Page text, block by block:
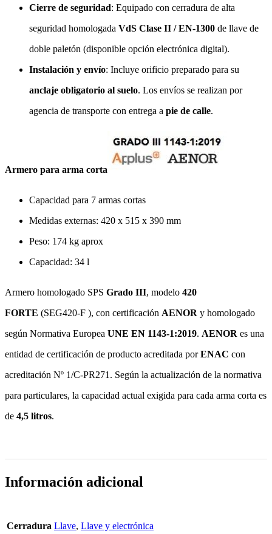
Cierre de seguridad: Equipado con cerradura de alta
seguridad homologada VdS Clase II / EN-1300 de llave de
doble paletón (disponible opción electrónica digital).
Instalación y envío: Incluye orificio preparado para su
anclaje obligatorio al suelo. Los envíos se realizan por
agencia de transporte con entrega a pie de calle.
Armero para arma corta
Capacidad para 7 armas cortas
Medidas externas: 420 x 515 x 390 mm
Peso: 174 kg aprox
Capacidad: 34 l
Armero homologado SPS Grado III, modelo 420
FORTE (SEG420-F ), con certificación AENOR y homologado
según Normativa Europea UNE EN 1143-1:2019. AENOR es una
entidad de certificación de producto acreditada porENAC con
acreditación Nº 1/C-PR271. Según la actualización de la normativa
para particulares, la capacidad actual exigida para cada arma corta es
de 4,5 litros.
Información adicional
Cerradura Llave, Llave y electrónica